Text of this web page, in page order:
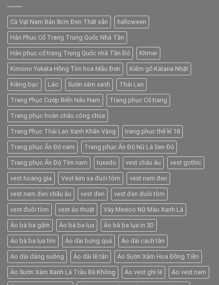
Cà Vạt Nam Bản 8cm Đen Thắt sẵn halloween
Hán Phục Cổ Trang Trung Quốc Nhà Tần
Hán phục cổ trang Trung Quốc nhà Tần Đỏ Khmer
Kimono Yukata Hồng Tím hoa Mẫu Đơn Kiếm gỗ Katana Nhật
Kiềng bạc Lào Sườn xám xanh Thái Lan
Trang Phục Cướp Biển Nâu Nam Trang phục Cổ trang
Trang phục hoàn châu công chúa
Trang Phục Thái Lan Xanh Khăn Vàng trang phục thế kỉ 18
Trang phục Ấn Độ nam Trang phục Ấn Độ Nữ Lá Sen Đỏ
Trang phục Ấn Độ Tím nam tuxedo vest châu âu vest gothic
vest hoàng gia Vest kim sa đuôi tôm vest nam đen
vest nam đen châu âu vest đen vest đen đuôi tôm
vest đuôi tôm vest ảo thuật Váy Mexico Nữ Màu Xanh Lá
Áo bà ba gấm Áo bà ba lụa Áo bà ba lụa in 3D
Áo bà ba lụa tím Áo dài bưng quả Áo dài cách tân
Áo dài dáng suông Áo dài lễ tân Áo Sườn Xám Hoa Đồng Tiền
Áo Sườn Xám Xanh Lá Trầu Bà Không Áo vest ghi lê Áo vest nam